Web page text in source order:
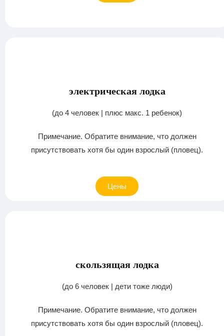
электрическая лодка
(до 4 человек | плюс макс. 1 ребенок)
Примечание. Обратите внимание, что должен
присутствовать хотя бы один взрослый (пловец).
Цены
скользящая лодка
(до 6 человек | дети тоже люди)
Примечание. Обратите внимание, что должен
присутствовать хотя бы один взрослый (пловец).